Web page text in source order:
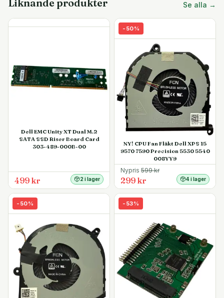
Liknande produkter Se alla →
Dell EMC Unity XT Dual M.2
SATA SSD Riser Board Card
303-489-000B-00
499 kr 2 i lager
- 50%
NY! CPU Fan Fläkt Dell XPS 15
9570 7590 Precision 5530 5540
008YY9
Nypris 599kr
299 kr 4 i lager
- 50% - 53%